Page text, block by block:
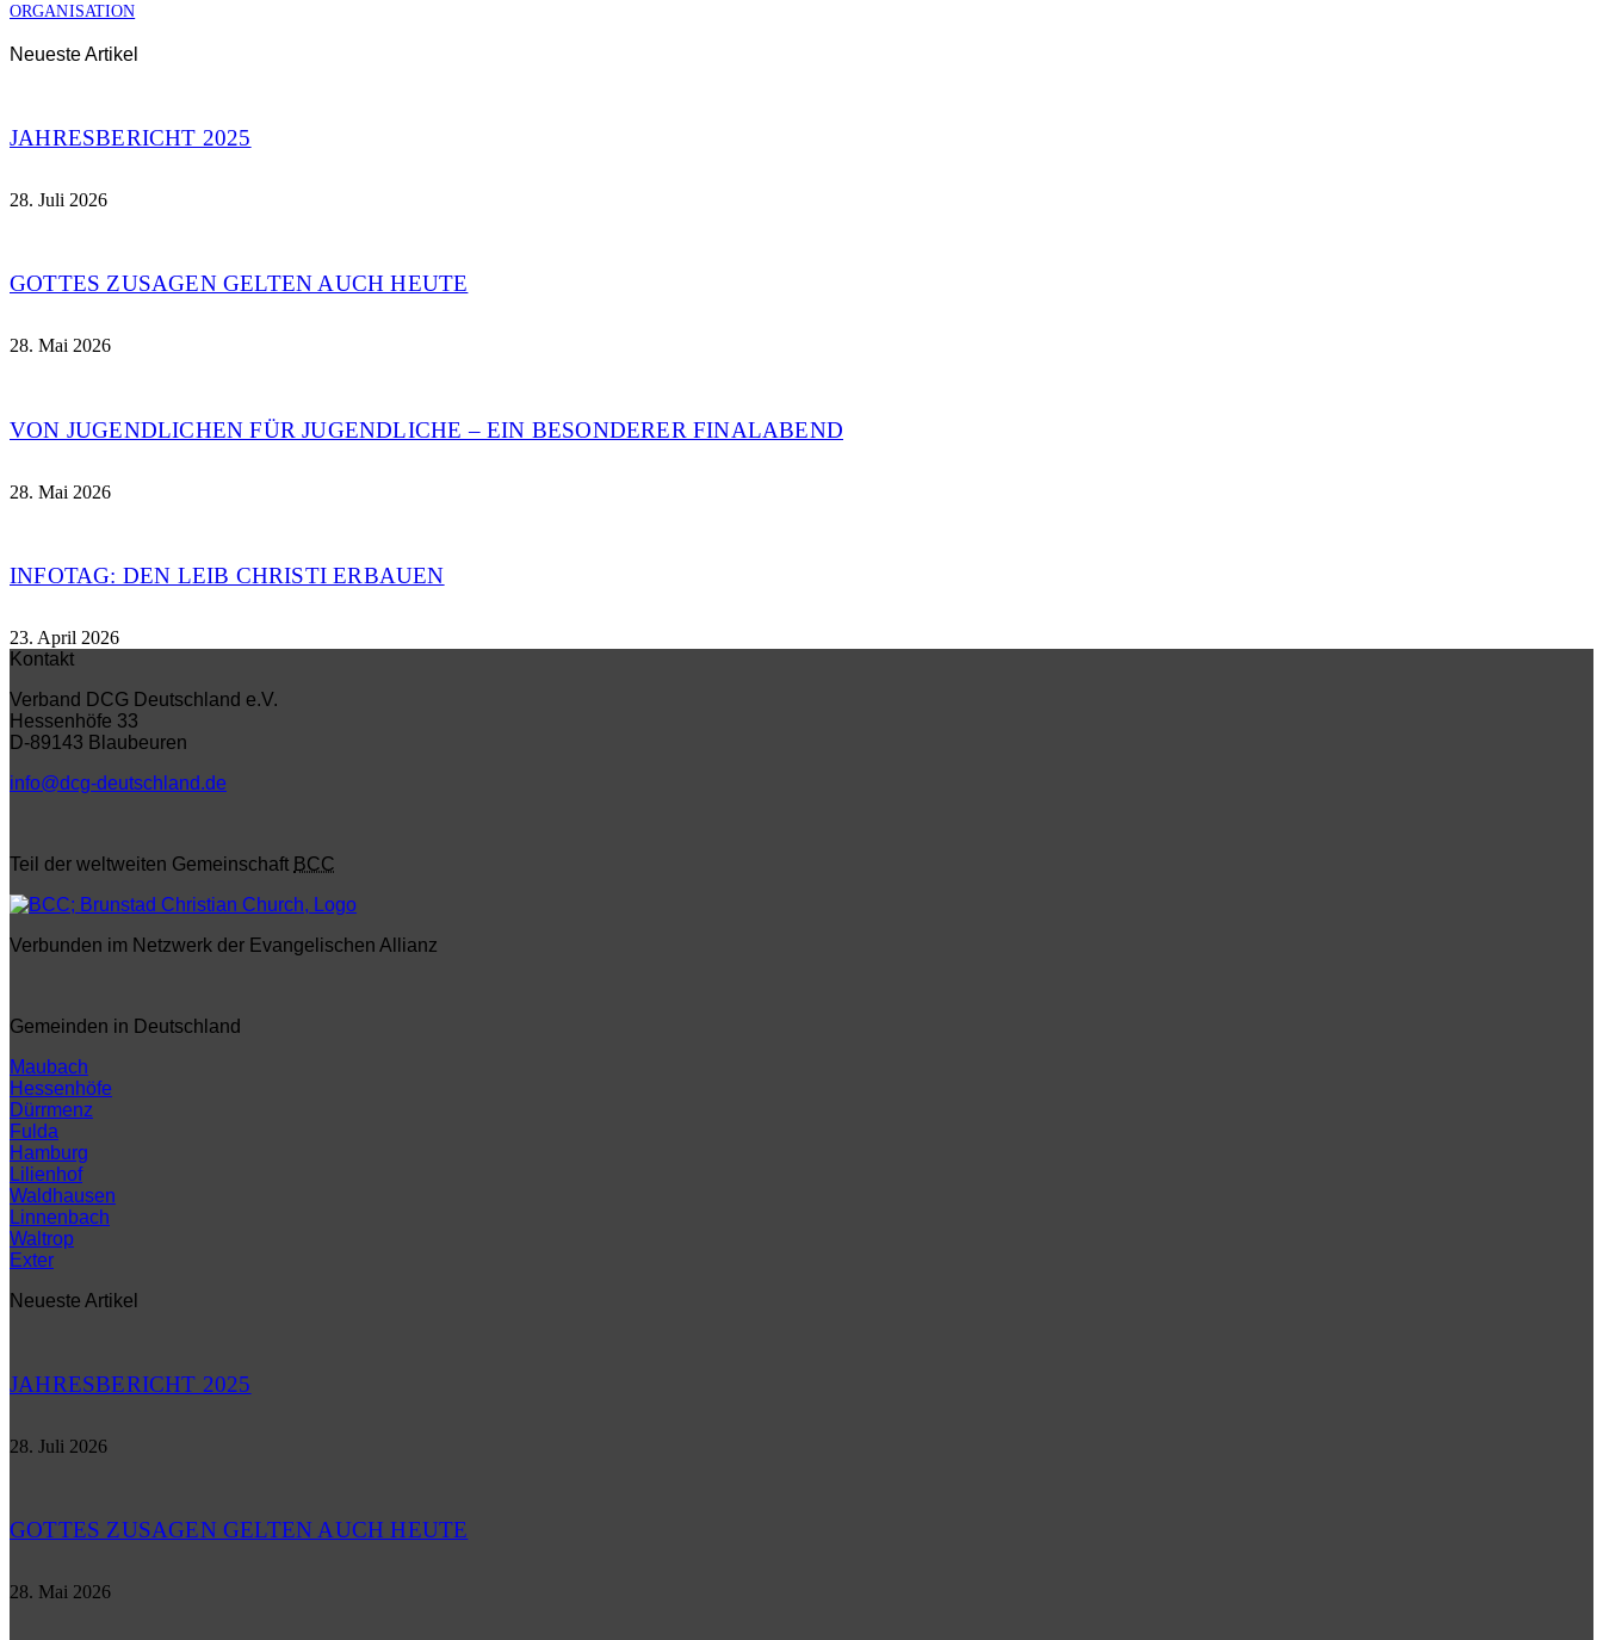
ORGANISATION
Neueste Artikel
JAHRESBERICHT 2025
28. Juli 2026
GOTTES ZUSAGEN GELTEN AUCH HEUTE
28. Mai 2026
VON JUGENDLICHEN FÜR JUGENDLICHE – EIN BESONDERER FINALABEND
28. Mai 2026
INFOTAG: DEN LEIB CHRISTI ERBAUEN
23. April 2026
Kontakt
Verband DCG Deutschland e.V.
Hessenhöfe 33
D-89143 Blaubeuren
info@dcg-deutschland.de
Teil der weltweiten Gemeinschaft BCC
Verbunden im Netzwerk der Evangelischen Allianz
Gemeinden in Deutschland
Maubach
Hessenhöfe
Dürrmenz
Fulda
Hamburg
Lilienhof
Waldhausen
Linnenbach
Waltrop
Exter
Neueste Artikel
JAHRESBERICHT 2025
28. Juli 2026
GOTTES ZUSAGEN GELTEN AUCH HEUTE
28. Mai 2026